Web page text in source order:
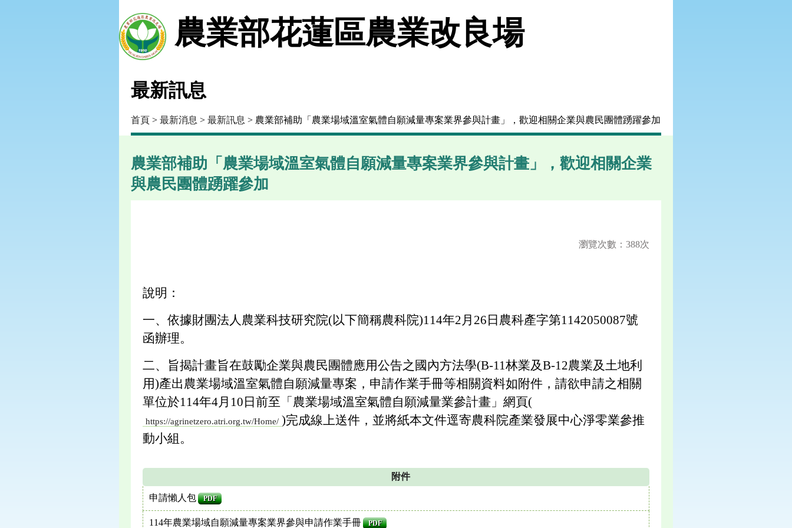
農業部花蓮區農業改良場
最新訊息
首頁 > 最新消息 > 最新訊息 > 農業部補助「農業場域溫室氣體自願減量專案業界參與計畫」，歡迎相關企業與農民團體踴躍參加
農業部補助「農業場域溫室氣體自願減量專案業界參與計畫」，歡迎相關企業
與農民團體踴躍參加
瀏覽次數：388次
說明：
一、依據財團法人農業科技研究院(以下簡稱農科院)114年2月26日農科產字第1142050087號
函辦理。
二、旨揭計畫旨在鼓勵企業與農民團體應用公告之國內方法學(B-11林業及B-12農業及土地利
用)產出農業場域溫室氣體自願減量專案，申請作業手冊等相關資料如附件，請欲申請之相關
單位於114年4月10日前至「農業場域溫室氣體自願減量業參計畫」網頁(
https://agrinetzero.atri.org.tw/Home/ )完成線上送件，並將紙本文件逕寄農科院產業發展中心淨零業參推
動小組。
附件
申請懶人包 PDF
114年農業場域自願減量專案業界參與申請作業手冊 PDF